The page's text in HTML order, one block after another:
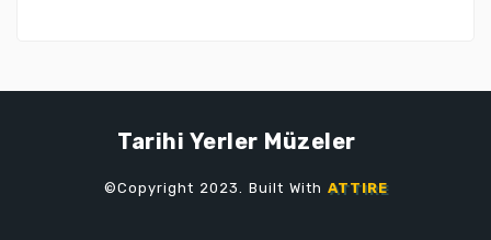
Tarihi Yerler Müzeler
©Copyright 2023. Built With ATTIRE